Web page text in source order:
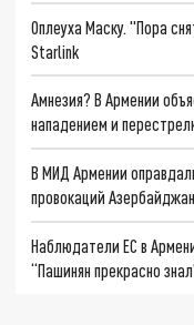
Оплеуха Маску. "Пора
Starlink
Амнезия? В Армении
нападением и
В МИД Армении
провокаций
Наблюдатели ЕС в
“Пашинян прекрасно